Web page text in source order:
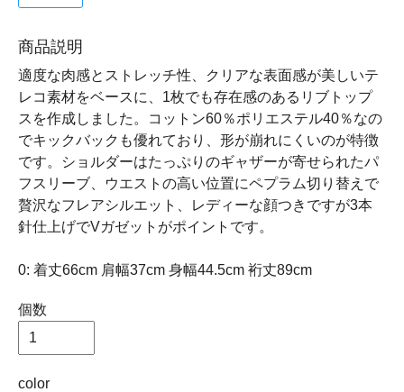
商品説明
適度な肉感とストレッチ性、クリアな表面感が美しいテ
レコ素材をベースに、1枚でも存在感のあるリブトップ
スを作成しました。コットン60％ポリエステル40％なの
でキックバックも優れており、形が崩れにくいのが特徴
です。ショルダーはたっぷりのギャザーが寄せられたパ
フスリーブ、ウエストの高い位置にペプラム切り替えで
贅沢なフレアシルエット、レディーな顔つきですが3本
針仕上げでVガゼットがポイントです。
0: 着丈66cm 肩幅37cm 身幅44.5cm 裄丈89cm
個数
color